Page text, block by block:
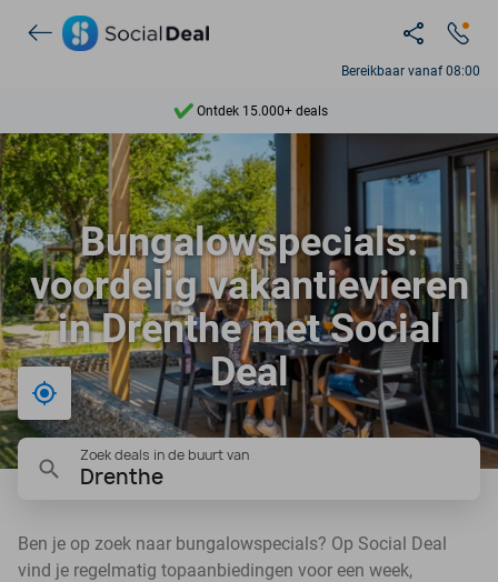
Bereikbaar vanaf 08:00
Ontdek 15.000+ deals
7 dagen per week beschikbaar
10+ miljoen leden
9,4
Ontdek 15.000+ deals
Bungalowspecials:
voordelig vakantievieren
in Drenthe met Social
Deal
Bij mij in de buurt
Zoek deals in de buurt van
Drenthe
Ben je op zoek naar bungalowspecials? Op Social Deal
vind je regelmatig topaanbiedingen voor een week,